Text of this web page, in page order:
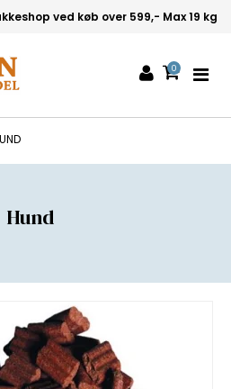
ved køb over 599,- Max 19 kg
0
Hund